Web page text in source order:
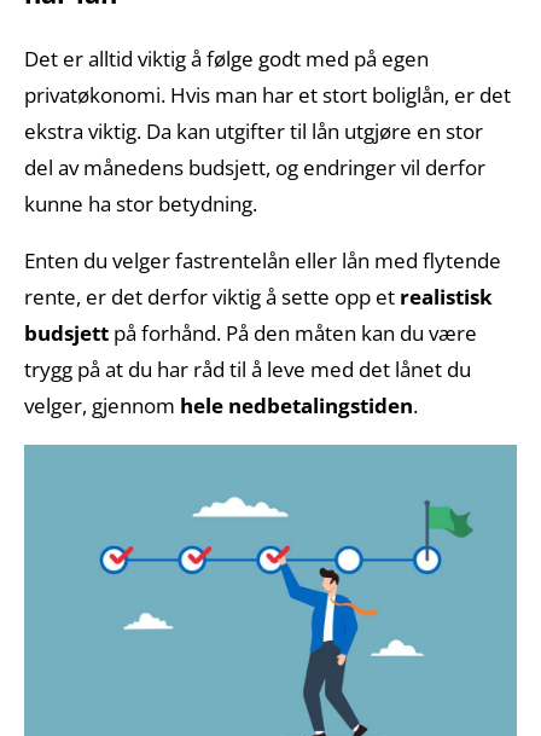
Det er alltid viktig å følge godt med på egen
privatøkonomi. Hvis man har et stort boliglån, er det
ekstra viktig. Da kan utgifter til lån utgjøre en stor
del av månedens budsjett, og endringer vil derfor
kunne ha stor betydning.
Enten du velger fastrentelån eller lån med flytende
rente, er det derfor viktig å sette opp et realistisk
budsjett på forhånd. På den måten kan du være
trygg på at du har råd til å leve med det lånet du
velger, gjennom hele nedbetalingstiden.